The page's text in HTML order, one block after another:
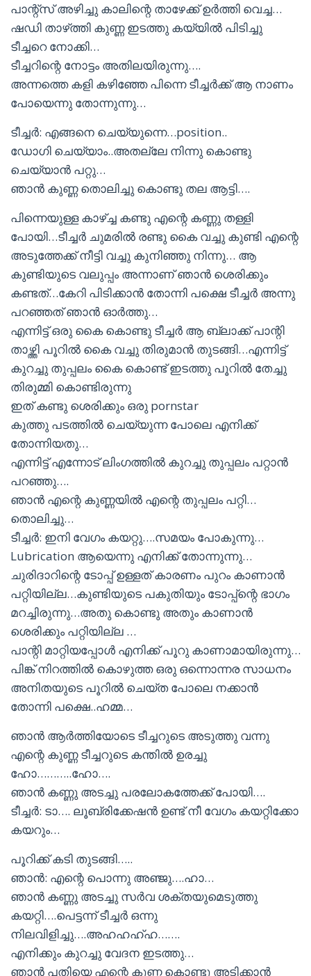
പാന്റ്‌സ് അഴിച്ചു കാലിന്റെ താഴേക്ക് ഉർത്തി വെച്ച…
ഷഡി താഴ്‌ത്തി കുണ്ണ ഇടത്തു കയ്യിൽ പിടിച്ചു
ടീച്ചറെ നോക്കി…
ടീച്ചറിന്റെ നോട്ടം അതിലയിരുന്നു….
അന്നത്തെ കളി കഴിഞ്ഞേ പിന്നെ ടീച്ചർക്ക് ആ നാണം
പോയെന്നു തോന്നുന്നു…
ടീച്ചർ: എങ്ങനെ ചെയ്യുന്നെ…position..
ഡോഗി ചെയ്യാം..അതല്ലേ നിന്നു കൊണ്ടു
ചെയ്യാൻ പറ്റു…
ഞാൻ കുണ്ണ തൊലിച്ചു കൊണ്ടു തല ആട്ടി….
പിന്നെയുള്ള കാഴ്ച്ച കണ്ടു എന്റെ കണ്ണു തള്ളി
പോയി…ടീച്ചർ ചുമരിൽ രണ്ടു കൈ വച്ചു കുണ്ടി എന്റെ
അടുത്തേക്ക് നീട്ടി വച്ചു കുനിഞ്ഞു നിന്നു… ആ
കുണ്ടിയുടെ വലുപ്പം അന്നാണ് ഞാൻ ശെരിക്കും
കണ്ടത്…കേറി പിടിക്കാൻ തോന്നി പക്ഷെ ടീച്ചർ അന്നു
പറഞ്ഞത് ഞാൻ ഓർത്തു…
എന്നിട്ട് ഒരു കൈ കൊണ്ടു ടീച്ചർ ആ ബ്ലാക്ക്‌ പാന്റി
താഴ്ത്തി പൂറിൽ കൈ വച്ചു തിരുമാൻ തുടങ്ങി…എന്നിട്ട്
കുറച്ചു തുപ്പലം കൈ കൊണ്ട് ഇടത്തു പൂറിൽ തേച്ചു
തിരുമ്മി കൊണ്ടിരുന്നു
ഇത് കണ്ടു ശെരിക്കും ഒരു pornstar
കുത്തു പടത്തിൽ ചെയ്യുന്ന പോലെ എനിക്ക്
തോന്നിയതു…
എന്നിട്ട് എന്നോട് ലിംഗത്തിൽ കുറച്ചു തുപ്പലം പറ്റാൻ
പറഞ്ഞു….
ഞാൻ എന്റെ കുണ്ണയിൽ എന്റെ തുപ്പലം പറ്റി…
തൊലിച്ചു…
ടീച്ചർ: ഇനി വേഗം കയറ്റു….സമയം പോകുന്നു…
Lubrication ആയെന്നു എനിക്ക് തോന്നുന്നു…
ചുരിദാറിന്റെ ടോപ്പ് ഉള്ളത് കാരണം പുറം കാണാൻ
പറ്റിയില്ല…കുണ്ടിയുടെ പകുതിയും ടോപ്പ്ന്റെ ഭാഗം
മറച്ചിരുന്നു…അതു കൊണ്ടു അതും കാണാൻ
ശെരിക്കും പറ്റിയില്ല …
പാന്റി മാറ്റിയപ്പോൾ എനിക്ക് പൂറു കാണാമായിരുന്നു…
പിങ്ക് നിറത്തിൽ കൊഴുത്ത ഒരു ഒന്നൊന്നര സാധനം
അനിതയുടെ പൂറിൽ ചെയ്ത പോലെ നക്കാൻ
തോന്നി പക്ഷെ..ഹമ്മ…
ഞാൻ ആർത്തിയോടെ ടീച്ചറുടെ അടുത്തു വന്നു
എന്റെ കുണ്ണ ടീച്ചറുടെ കന്തിൽ ഉരച്ചു
ഹോ………..ഹോ….
ഞാൻ കണ്ണു അടച്ചു പരലോകത്തേക്ക് പോയി….
ടീച്ചർ: ടാ…. ലൂബ്രിക്കേഷൻ ഉണ്ട് നീ വേഗം കയറ്റിക്കോ
കയറും…
പൂറിക്ക് കടി തുടങ്ങി…..
ഞാൻ: എന്റെ പൊന്നു അഞ്ജു….ഹാ…
ഞാൻ കണ്ണു അടച്ചു സർവ ശക്തയുമെടുത്തു
കയറ്റി….പെട്ടന്ന് ടീച്ചർ ഒന്നു
നിലവിളിച്ചു….അഹഹഹ്ഹ…….
എനിക്കും കുറച്ചു വേദന ഇടത്തു…
ഞാൻ പതിയെ എന്റെ കുണ്ണ കൊണ്ടു അടിക്കാൻ